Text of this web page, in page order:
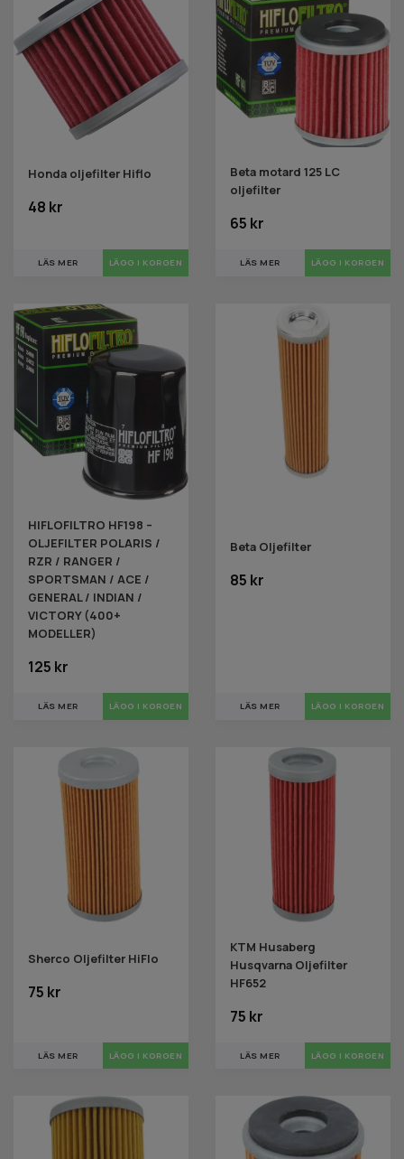
Honda oljefilter Hiflo
48 kr
LÄS MER
Beta motard 125 LC
oljefilter
65 kr
LÄS MER
HIFLOFILTRO HF198 –
OLJEFILTER POLARIS /
RZR / RANGER /
SPORTSMAN / ACE /
GENERAL / INDIAN /
VICTORY (400+
MODELLER)
125 kr
LÄS MER
Beta Oljefilter
85 kr
LÄS MER
Sherco Oljefilter HiFlo
75 kr
LÄS MER
KTM Husaberg
Husqvarna Oljefilter
HF652
75 kr
LÄS MER